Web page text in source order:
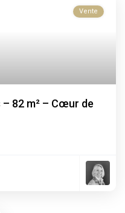
Vente
82 m² – Cœur de